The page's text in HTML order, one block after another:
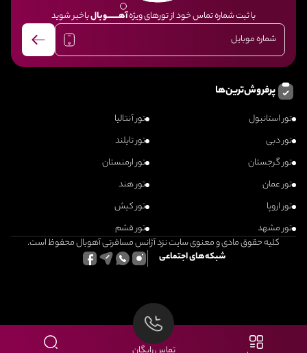
با ثبت شماره تماس خود از تورهای ویژهآهــــــــوبالباخبر شوید
پرفروش‌ترین‌ها
تور استانبول
تور آنتالیا
تور دبی
تور تایلند
تور گرجستان
تور ارمنستان
تور عمان
تور هند
تور اروپا
تور کیش
تور مشهد
تور قشم
کلیه حقوق مادی و معنوی سایت نزد آژانس مسافرتی آهوبال محفوظ است.
شبکه‌های اجتماعی